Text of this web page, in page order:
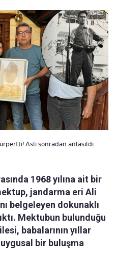
Asli sonradan anlasildi:
1968 yılına ait bir
jandarma eri Ali
belgeleyen dokunaklı
Mektubun bulunduğu
babalarının yıllar
bir buluşma